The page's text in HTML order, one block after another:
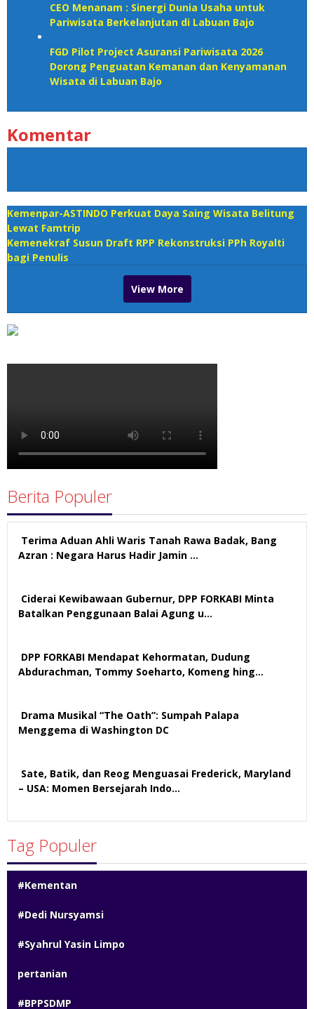
CEO Menanam : Sinergi Dunia Usaha untuk
Pariwisata Berkelanjutan di Labuan Bajo
FGD Pilot Project Asuransi Pariwisata 2026
Dorong Penguatan Kemanan dan Kenyamanan
Wisata di Labuan Bajo
Komentar
Kemenpar-ASTINDO Perkuat Daya Saing Wisata Belitung
Lewat Famtrip
Kemenekraf Susun Draft RPP Rekonstruksi PPh Royalti
bagi Penulis
View More
Berita Populer
Terima Aduan Ahli Waris Tanah Rawa Badak, Bang
Azran : Negara Harus Hadir Jamin …
Ciderai Kewibawaan Gubernur, DPP FORKABI Minta
Batalkan Penggunaan Balai Agung u…
DPP FORKABI Mendapat Kehormatan, Dudung
Abdurachman, Tommy Soeharto, Komeng hing…
Drama Musikal “The Oath”: Sumpah Palapa
Menggema di Washington DC
Sate, Batik, dan Reog Menguasai Frederick, Maryland
– USA: Momen Bersejarah Indo…
Tag Populer
#Kementan
#Dedi Nursyamsi
#Syahrul Yasin Limpo
pertanian
#BPPSDMP